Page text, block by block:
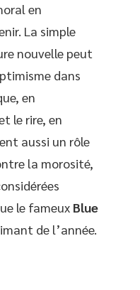
en
La simple
nouvelle peut
dans
en
le rire, en
aussi un rôle
la morosité,
le fameux Blue
de l’année.